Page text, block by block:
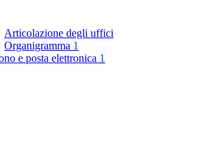
Articolazione degli uffici
Organigramma 1
e posta elettronica 1